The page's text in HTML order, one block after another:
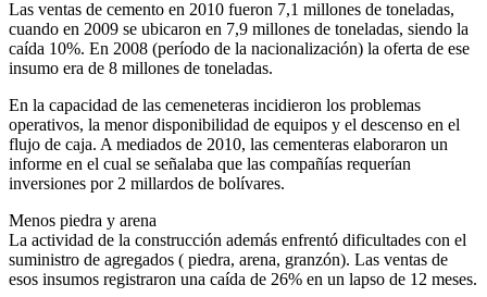
Las ventas de cemento en 2010 fueron 7,1 millones de toneladas,
cuando en 2009 se ubicaron en 7,9 millones de toneladas, siendo la
caída 10%. En 2008 (período de la nacionalización) la oferta de ese
insumo era de 8 millones de toneladas.
En la capacidad de las cemeneteras incidieron los problemas
operativos, la menor disponibilidad de equipos y el descenso en el
flujo de caja. A mediados de 2010, las cementeras elaboraron un
informe en el cual se señalaba que las compañías requerían
inversiones por 2 millardos de bolívares.
Menos piedra y arena
La actividad de la construcción además enfrentó dificultades con el
suministro de agregados ( piedra, arena, granzón). Las ventas de
esos insumos registraron una caída de 26% en un lapso de 12 meses.